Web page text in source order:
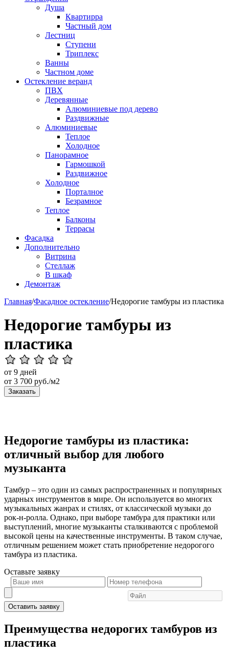
Душа
Квартирра
Частный дом
Лестниц
Ступени
Триплекс
Ванны
Частном доме
Остекление веранд
ПВХ
Деревянные
Алюминиевые под дерево
Раздвижные
Алюминиевые
Теплое
Холодное
Панорамное
Гармошкой
Раздвижное
Холодное
Порталное
Безрамное
Теплое
Балконы
Террасы
Фасадка
Дополнительно
Витрина
Стеллаж
В шкаф
Демонтаж
Главная/Фасадное остекление/Недорогие тамбуры из пластика
Недорогие тамбуры из
пластика
от 9 дней
от 3 700 руб./м2
Заказать
Недорогие тамбуры из пластика:
отличный выбор для любого
музыканта
Тамбур – это один из самых распространенных и популярных
ударных инструментов в мире. Он используется во многих
музыкальных жанрах и стилях, от классической музыки до
рок-н-ролла. Однако, при выборе тамбура для практики или
выступлений, многие музыканты сталкиваются с проблемой
высокой цены на качественные инструменты. В таком случае,
отличным решением может стать приобретение недорогого
тамбура из пластика.
Оставьте заявку
Оставить заявку
Преимущества недорогих тамбуров из
пластика